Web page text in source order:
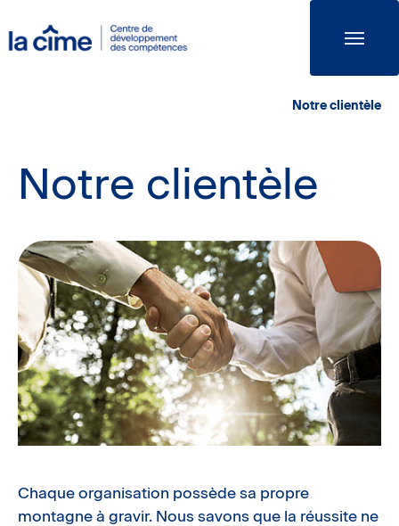
Cime
Notre clientèle
Notre clientèle
Chaque organisation possède sa propre
montagne à gravir. Nous savons que la réussite ne